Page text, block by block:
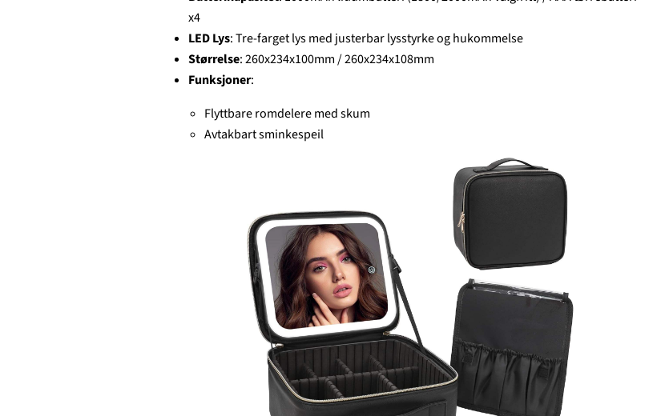
x4
LED Lys: Tre-farget lys med justerbar lysstyrke og hukommelse
Størrelse: 260x234x100mm / 260x234x108mm
Funksjoner:
Flyttbare romdelere med skum
Avtakbart sminkespeil